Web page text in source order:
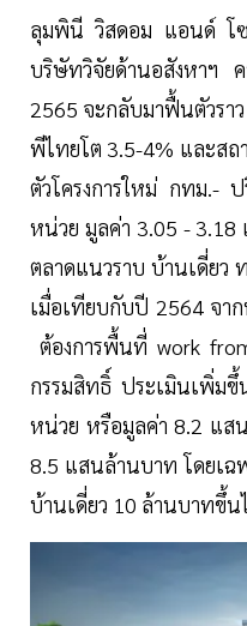
ลุมพินี วิสดอม แอนด์ โ
บริษัทวิจัยด้านอสังหาฯ
2565 จะกลับมาฟื้นตัวรา
พีไทยโต 3.5-4% และสถ
ตัวโครงการใหม่ กทม.-
หน่วย มูลค่า 3.05 - 3.18
ตลาดแนวราบ บ้านเดี่ยว
เมื่อเทียบกับปี 2564 จา
ต้องการพื้นที่ work
กรรมสิทธิ์ ประเมินเพิ่ม
หน่วย หรือมูลค่า 8.2 แส
8.5 แสนล้านบาท โดยเฉ
บ้านเดี่ยว 10 ล้านบาทขึ้น